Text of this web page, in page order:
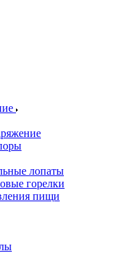
лопаты
горелки
пищи